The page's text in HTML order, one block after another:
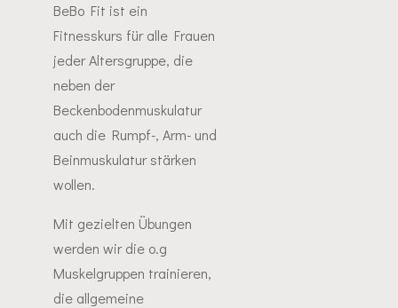
BeBo Fit ist ein
Fitnesskurs für alle Frauen
jeder Altersgruppe, die
neben der
Beckenbodenmuskulatur
auch die Rumpf-, Arm- und
Beinmuskulatur stärken
wollen.
Mit gezielten Übungen
werden wir die o.g
Muskelgruppen trainieren,
die allgemeine